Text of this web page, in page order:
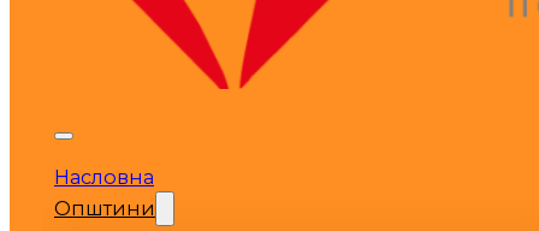
Насловна
Општини